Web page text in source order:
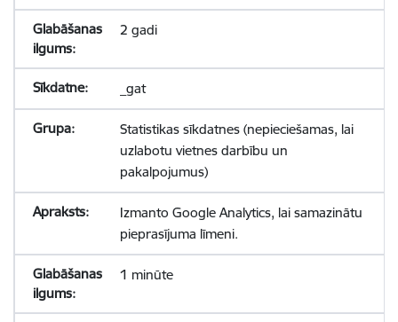
2 gadi
_gat
Statistikas sīkdatnes (nepieciešamas, lai
uzlabotu vietnes darbību un
pakalpojumus)
Izmanto Google Analytics, lai samazinātu
pieprasījuma līmeni.
1 minūte